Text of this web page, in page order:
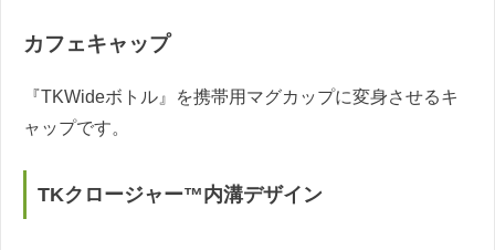
カフェキャップ
『TKWideボトル』を携帯用マグカップに変身させるキ
ャップです。
TKクロージャー™内溝デザイン